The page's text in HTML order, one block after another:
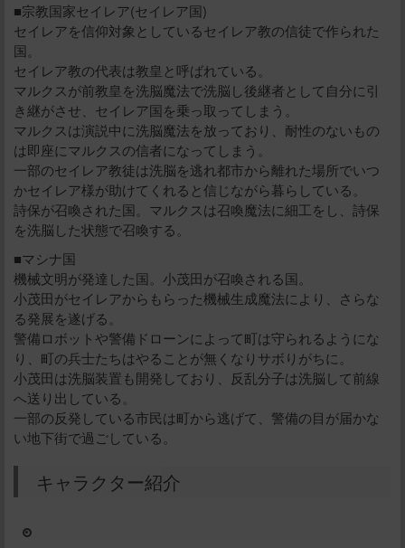
■宗教国家セイレア(セイレア国)
セイレアを信仰対象としているセイレア教の信徒で作られた
国。
セイレア教の代表は教皇と呼ばれている。
マルクスが前教皇を洗脳魔法で洗脳し後継者として自分に引
き継がさせ、セイレア国を乗っ取ってしまう。
マルクスは演説中に洗脳魔法を放っており、耐性のないもの
は即座にマルクスの信者になってしまう。
一部のセイレア教徒は洗脳を逃れ都市から離れた場所でいつ
かセイレア様が助けてくれると信じながら暮らしている。
詩保が召喚された国。マルクスは召喚魔法に細工をし、詩保
を洗脳した状態で召喚する。
■マシナ国
機械文明が発達した国。小茂田が召喚される国。
小茂田がセイレアからもらった機械生成魔法により、さらな
る発展を遂げる。
警備ロボットや警備ドローンによって町は守られるようにな
り、町の兵士たちはやることが無くなりサボりがちに。
小茂田は洗脳装置も開発しており、反乱分子は洗脳して前線
へ送り出している。
一部の反発している市民は町から逃げて、警備の目が届かな
い地下街で過ごしている。
キャラクター紹介